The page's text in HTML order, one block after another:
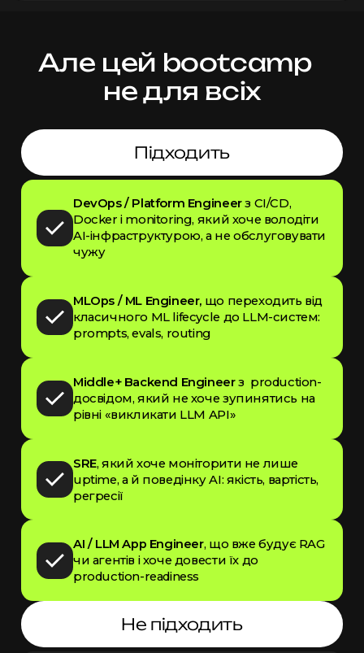
Але цей bootcamp
не для всіх
Підходить
DevOps / Platform Engineerз CI/CD,
Docker і monitoring, який хоче володіти
AI-інфраструктурою, а не обслуговувати
чужу
MLOps / ML Engineer, що переходить від
класичного ML lifecycle до LLM-систем:
prompts, evals, routing
Middle+ Backend Engineerз production-
досвідом, який не хоче зупинятись на
рівні «викликати LLM API»
SRE, який хоче моніторити не лише
uptime, а й поведінку AI: якість, вартість,
регресії
AI / LLM App Engineer, що вже будує RAG
чи агентів і хоче довести їх до
production-readiness
Не підходить